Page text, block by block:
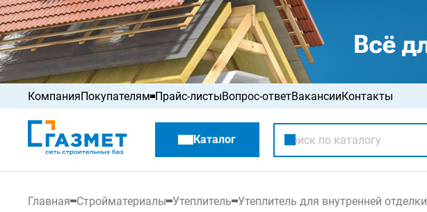
КомпанияПокупателям
Распродажа
Прайс-листыВопрос-ответВакансииКонтакты
Каталог
Главная Стройматериалы Утеплитель Утеплитель для внутренней отделки